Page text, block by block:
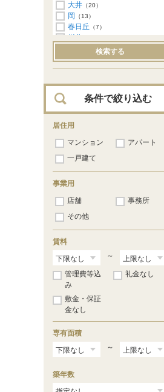
大井 （20）
岡 （13）
春日丘 （7）
川北
（4）
国府（2）
古室（13）
（10）
（2）
津堂（1）
道明寺
林 （25）
藤井寺（10）
御舟町
検索する
条件で絞り込む
居住用
マンション
アパート
一戸建て
事業用
店舗
事務所
その他
賃料
～
管理費等込
み
礼金なし
敷金・保証
金なし
専有面積
～
築年数